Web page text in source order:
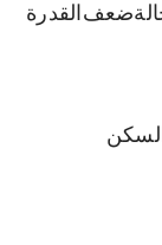
ضعف القدرة